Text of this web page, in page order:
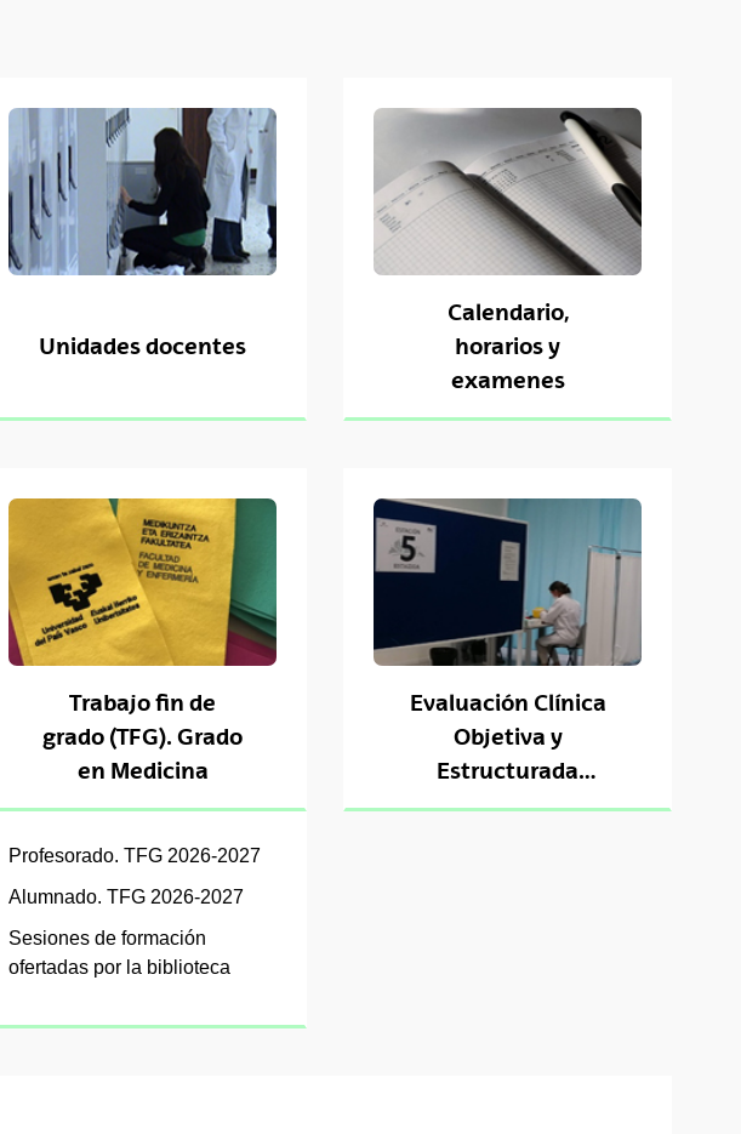
Unidades docentes
Calendario,
horarios y
examenes
Trabajo fin de
grado (TFG). Grado
en Medicina
Profesorado. TFG 2026-2027
Alumnado. TFG 2026-2027
Sesiones de formación
ofertadas por la biblioteca
Evaluación Clínica
Objetiva y
Estructurada
(ECOE)